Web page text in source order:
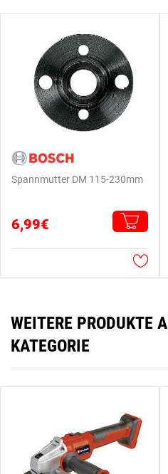
Spannmutter DM 115-230mm
6,99€
WEITERE PRODUKTE
KATEGORIE